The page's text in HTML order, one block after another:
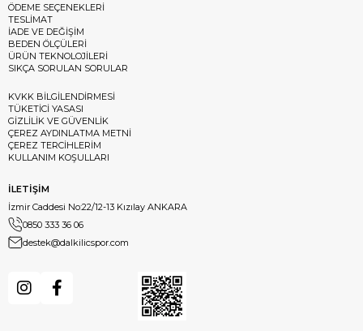
ÖDEME SEÇENEKLERİ
TESLİMAT
İADE VE DEĞİŞİM
BEDEN ÖLÇÜLERİ
ÜRÜN TEKNOLOJİLERİ
SIKÇA SORULAN SORULAR
KVKK BİLGİLENDİRMESİ
TÜKETİCİ YASASI
GİZLİLİK VE GÜVENLİK
ÇEREZ AYDINLATMA METNİ
ÇEREZ TERCİHLERİM
KULLANIM KOŞULLARI
İLETİŞİM
İzmir Caddesi No:22/12-13 Kızılay ANKARA
0850 333 36 06
destek@dalkilicspor.com